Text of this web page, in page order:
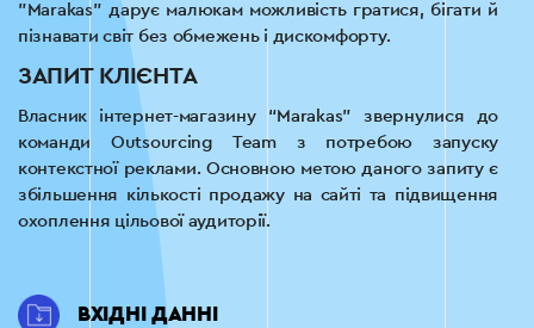
"Marakas" дарує малюкам можливість гратися, бігати й
пізнавати світ без обмежень і дискомфорту.
ЗАПИТ КЛІЄНТА
Власник інтернет-магазину “Marakas” звернулися до
команди Outsourcing Team з потребою запуску
контекстної реклами. Основною метою даного запиту є
збільшення кількості продажу на сайті та підвищення
охоплення цільової аудиторії.
ВХІДНІ ДАННІ